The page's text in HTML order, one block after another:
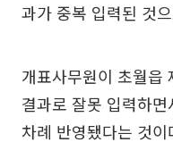
과가 중복 입력된 것
개표사무원이 초월읍
결과로 잘못 입력하
차례 반영됐다는 것이